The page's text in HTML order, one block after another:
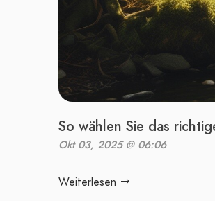
So wählen Sie das
Okt 03, 2025 @ 06:06
Weiterlesen